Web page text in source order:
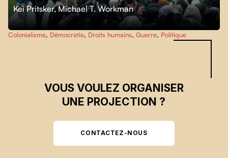
Kei Pritsker,Michael T. Workman
Colonialisme, Démocratie, Droits humains, Guerre, Politique
Skip back to main navigation
VOUS VOULEZ ORGANISER
UNE PROJECTION ?
CONTACTEZ-NOUS